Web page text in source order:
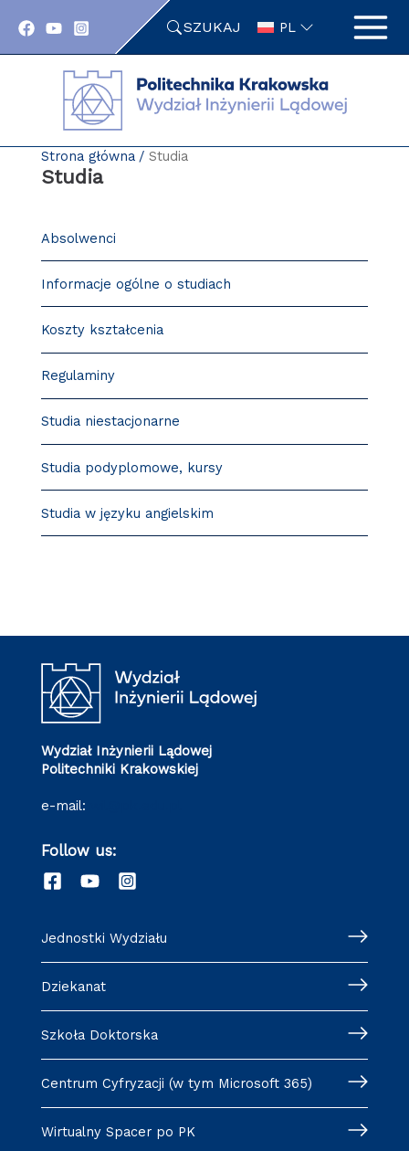
SZUKAJ PL
Strona główna Studia
Studia
Absolwenci
Informacje ogólne o studiach
Koszty kształcenia
Regulaminy
Studia niestacjonarne
Studia podyplomowe, kursy
Studia w języku angielskim
Wydział Inżynierii Lądowej
Politechniki Krakowskiej
e-mail:
Follow us:
Jednostki Wydziału
Dziekanat
Szkoła Doktorska
Centrum Cyfryzacji (w tym Microsoft 365)
Wirtualny Spacer po PK